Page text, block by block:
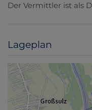
Der Vermittler ist als
Lageplan